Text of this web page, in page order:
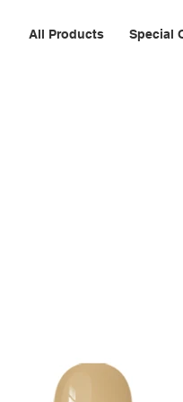
All Products Special